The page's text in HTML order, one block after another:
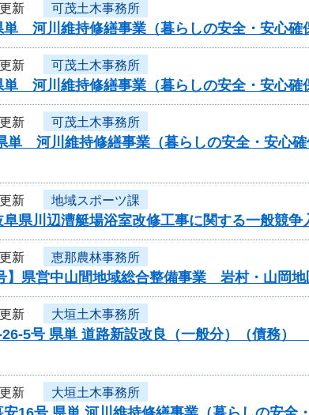
新 可茂土木事務所
単 河川維持修繕事業（暮らしの安全・安心
新 可茂土木事務所
単 河川維持修繕事業（暮らしの安全・安心
新 可茂土木事務所
単 河川維持修繕事業（暮らしの安全・安心
新 地域スポーツ課
阜県川辺漕艇場浴室改修工事に関する一般競争
新 恵那農林事務所
】県営中山間地域総合整備事業 岩村・山岡
新 大垣土木事務所
26-5号 県単 道路新設改良（一般分）（債務
新 大垣土木事務所